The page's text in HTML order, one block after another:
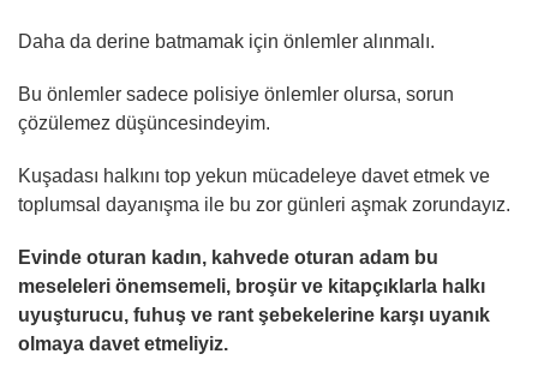
Daha da derine batmamak için önlemler alınmalı.
Bu önlemler sadece polisiye önlemler olursa, sorun
çözülemez düşüncesindeyim.
Kuşadası halkını top yekun mücadeleye davet etmek ve
toplumsal dayanışma ile bu zor günleri aşmak zorundayız.
Evinde oturan kadın, kahvede oturan adam bu
meseleleri önemsemeli, broşür ve kitapçıklarla halkı
uyuşturucu, fuhuş ve rant şebekelerine karşı uyanık
olmaya davet etmeliyiz.